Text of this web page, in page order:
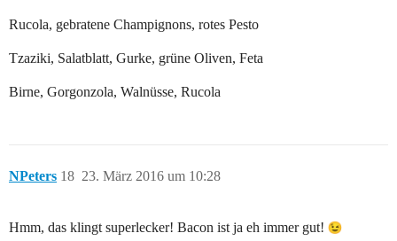
Rucola, gebratene Champignons, rotes Pesto
Tzaziki, Salatblatt, Gurke, grüne Oliven, Feta
Birne, Gorgonzola, Walnüsse, Rucola
NPeters 23. März 2016 um 10:28
18
Hmm, das klingt superlecker! Bacon ist ja eh immer gut!